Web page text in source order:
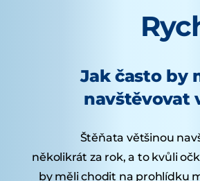
Jak často by
navštěvovat
Štěňata většinou
několikrát za rok, a to kvůli
by měli chodit na prohlídku